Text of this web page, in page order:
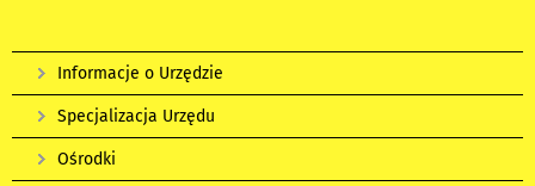
Informacje o Urzędzie
Specjalizacja Urzędu
Ośrodki